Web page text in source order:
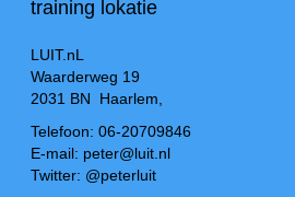
training lokatie
LUIT.nL
Waarderweg 19
2031 BN Haarlem,
Telefoon: 06-20709846
E-mail: peter@luit.nl
Twitter: @peterluit